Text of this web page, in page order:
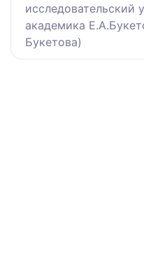
исследовательский
академика
Букетова)